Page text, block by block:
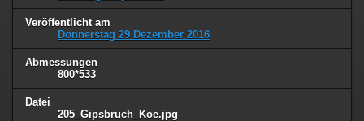
Veröffentlicht am
Donnerstag 29 Dezember 2016
Abmessungen
800*533
Datei
205_Gipsbruch_Koe.jpg